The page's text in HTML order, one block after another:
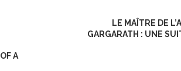
A
LE MAÎTRE DE
GARGARATH : UNE